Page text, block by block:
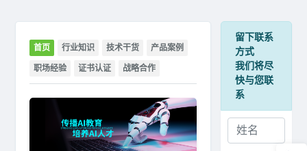
首页 行业知识 技术干货 产品案例
职场经验 证书认证 战略合作
留下联系
方式
我们将尽
快与您联
系